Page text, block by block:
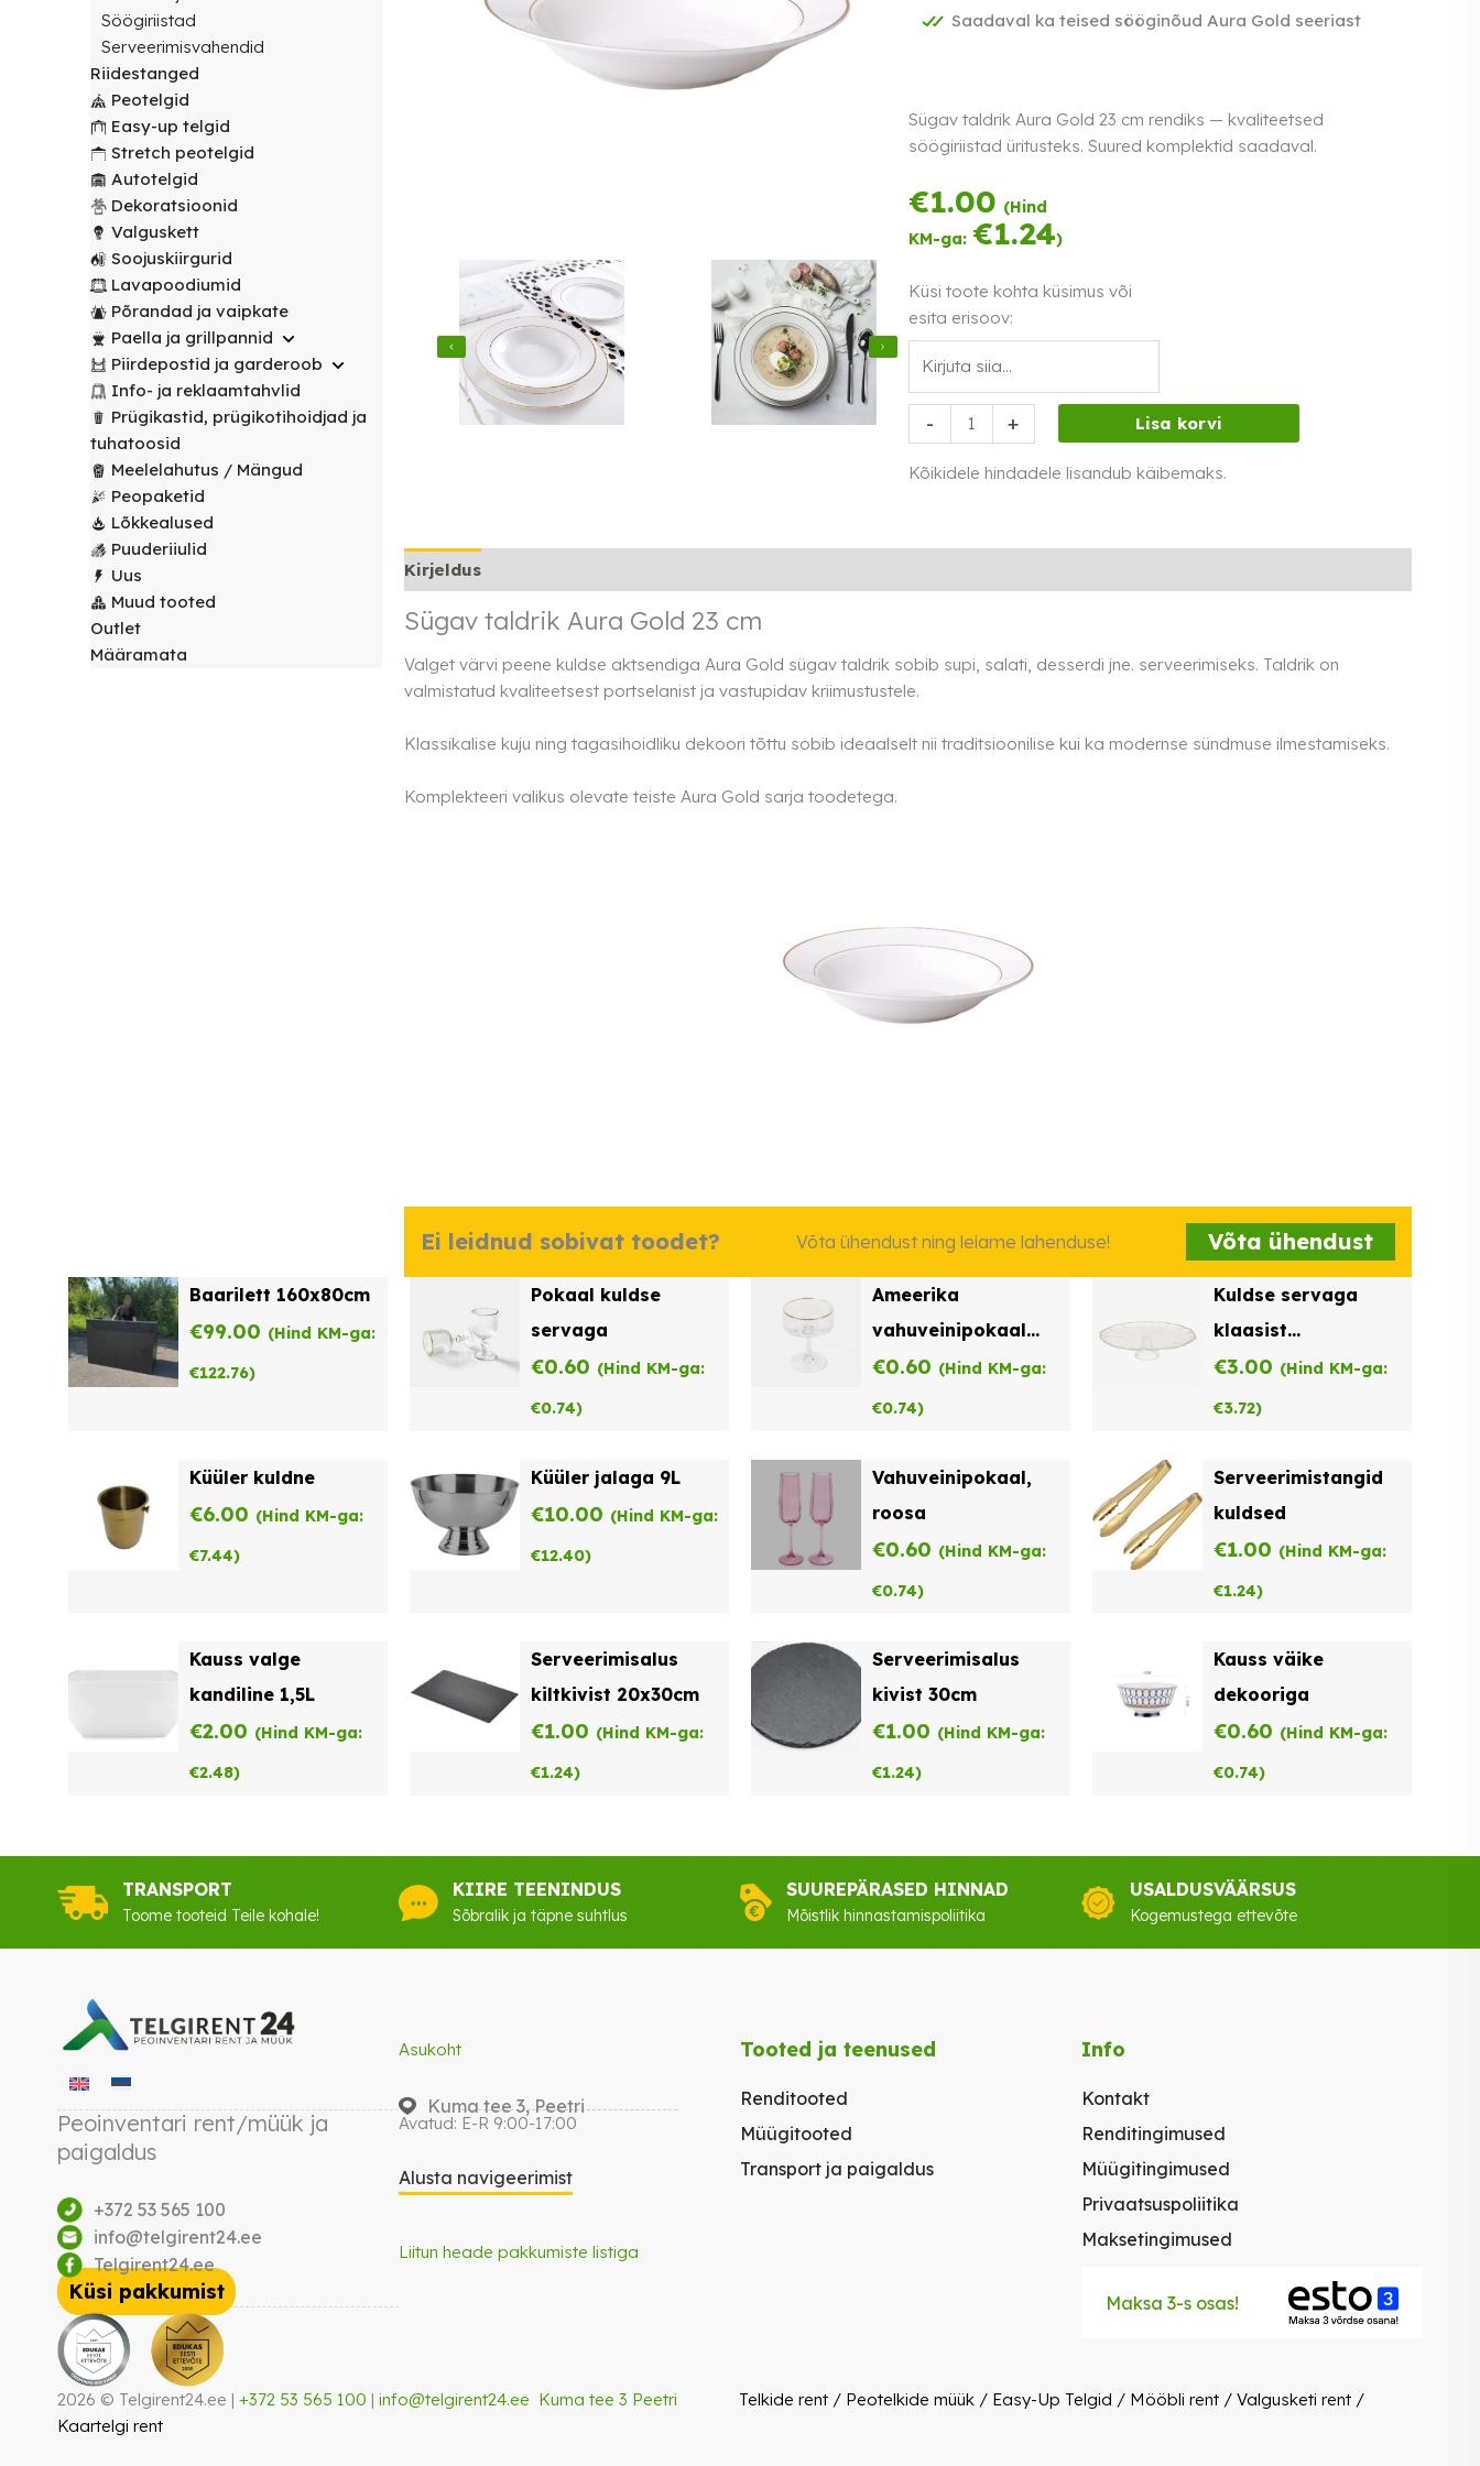
Peomööbel
Laudlinad
toolikatted
Ümmargused
laudlinad
Kandilised
Toolikatted
Servjetid ja
kaunistused
Valgustus
Valguskett POPULAARNE
Lauanõud
Lavapoodiumid
Mängud ja
meelelahutus
Muud
renditooted
Peopaketid
Prügikastid
lähemalt
Peomööbel
transpordikärud
Laudlinad
toolikatted
Ümmargused
laudlinad
Kandilised
Toolikatted
Prügikastid
Riidestanged
Meelelahutus
PuuderiiulidSöögiriistad
Serveerimisvahendid
Riidestanged
Peotelgid
Easy-up telgid
Stretch peotelgid
Autotelgid
Dekoratsioonid
Valguskett
Soojuskiirgurid
Lavapoodiumid
Põrandad ja vaipkate
Paella ja grillpannid
Piirdepostid ja garderoob
Info- ja reklaamtahvlid
Prügikastid, prügikotihoidjad ja
tuhatoosid
Meelelahutus / Mängud
Peopaketid
Lõkkealused
Puuderiiulid
Uus
Muud tooted
Outlet
Määramata
Saadaval ka teised sööginõud Aura Gold seeriast
Sügav taldrik Aura Gold 23 cm rendiks — kvaliteetsed
söögiriistad üritusteks. Suured komplektid saadaval.
€1.00 (Hind
KM-ga: €1.24)
Küsi toote kohta küsimus või
esita erisoov:
-
taldrik
Aura
cm
+ Lisa korvi
Kõikidele hindadele lisandub käibemaks.
Kirjeldus
Sügav taldrik Aura Gold 23 cm
Valget värvi peene kuldse aktsendiga Aura Gold sügav taldrik sobib supi, salati, desserdi jne. serveerimiseks. Taldrik on
valmistatud kvaliteetsest portselanist ja vastupidav kriimustustele.
Klassikalise kuju ning tagasihoidliku dekoori tõttu sobib ideaalselt nii traditsioonilise kui ka modernse sündmuse ilmestamiseks.
Komplekteeri valikus olevate teiste Aura Gold sarja toodetega.
Ei leidnud sobivat toodet? Võta ühendust ning leiame lahenduse! Võta ühendust
Baarilett 160x80cm
€99.00 (Hind KM-ga:
€122.76)
Pokaal kuldse
servaga
€0.60 (Hind KM-ga:
€0.74)
Ameerika
vahuveinipokaal
kuldse servaga
€0.60 (Hind KM-ga:
€0.74)
Kuldse servaga
klaasist
serveerimisvaagen
€3.00 (Hind KM-ga:
€3.72)
Küüler kuldne
€6.00 (Hind KM-ga:
€7.44)
Küüler jalaga 9L
€10.00 (Hind KM-ga:
€12.40)
Vahuveinipokaal,
roosa
€0.60 (Hind KM-ga:
€0.74)
Serveerimistangid
kuldsed
€1.00 (Hind KM-ga:
€1.24)
Kauss valge
kandiline 1,5L
€2.00 (Hind KM-ga:
€2.48)
Serveerimisalus
kiltkivist 20x30cm
€1.00 (Hind KM-ga:
€1.24)
Serveerimisalus
kivist 30cm
€1.00 (Hind KM-ga:
€1.24)
Kauss väike
dekooriga
€0.60 (Hind KM-ga:
€0.74)
TRANSPORT
Toome tooteid Teile kohale!
KIIRE TEENINDUS
Sõbralik ja täpne suhtlus
SUUREPÄRASED HINNAD
Mõistlik hinnastamispoliitika
USALDUSVÄÄRSUS
Kogemustega ettevõte
Peoinventari rent/müük ja
paigaldus
+372 53 565 100
info@telgirent24.ee
Telgirent24.ee
Küsi pakkumist
Asukoht
Kuma tee 3, Peetri
Avatud: E-R 9:00-17:00
Alusta navigeerimist
Liitun heade pakkumiste listiga
Tooted ja teenused
Renditooted
Müügitooted
Transport ja paigaldus
Info
Kontakt
Renditingimused
Müügitingimused
Privaatsuspoliitika
Maksetingimused
Maksa 3-s osas!
2026 © Telgirent24.ee | +372 53 565 100 | info@telgirent24.ee Kuma tee 3 Peetri Telkide rent / Peotelkide müük / Easy-Up Telgid / Mööbli rent / Valgusketi rent /
Kaartelgi rent